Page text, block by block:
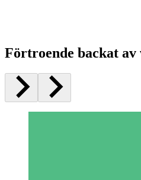
Förtroende backat